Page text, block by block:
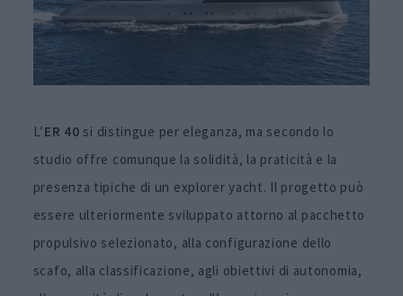
L’ER 40 si distingue per eleganza, ma secondo lo
studio offre comunque la solidità, la praticità e la
presenza tipiche di un explorer yacht. Il progetto può
essere ulteriormente sviluppato attorno al pacchetto
propulsivo selezionato, alla configurazione dello
scafo, alla classificazione, agli obiettivi di autonomia,